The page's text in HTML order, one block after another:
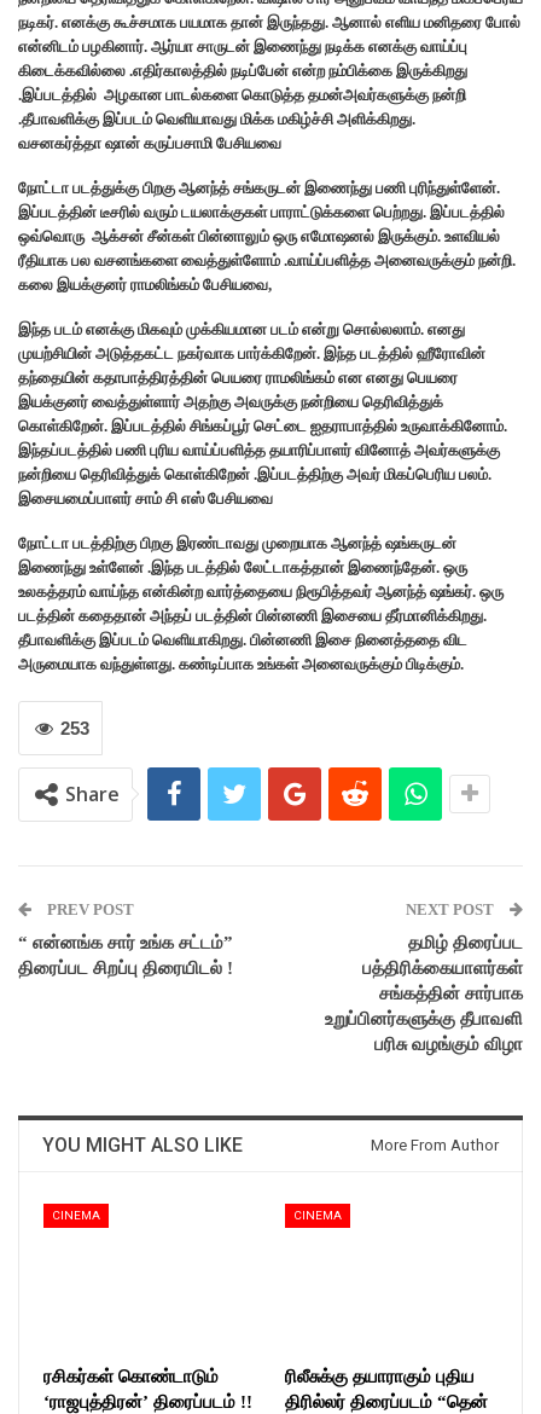
நடிகர். எனக்கு கூச்சமாக பயமாக தான் இருந்தது. ஆனால் எளிய மனிதரை போல்
என்னிடம் பழகினார். ஆர்யா சாருடன் இணைந்து நடிக்க எனக்கு வாய்ப்பு
கிடைக்கவில்லை .எதிர்காலத்தில் நடிப்பேன் என்ற நம்பிக்கை இருக்கிறது
.இப்படத்தில் அழகான பாடல்களை கொடுத்த தமன்அவர்களுக்கு நன்றி
.தீபாவளிக்கு இப்படம் வெளியாவது மிக்க மகிழ்ச்சி அளிக்கிறது.
வசனகர்த்தா ஷான் கருப்பசாமி பேசியவை
நோட்டா படத்துக்கு பிறகு ஆனந்த் சங்கருடன் இணைந்து பணி புரிந்துள்ளேன்.
இப்படத்தின் டீசரில் வரும் டயலாக்குகள் பாராட்டுக்களை பெற்றது. இப்படத்தில்
ஒவ்வொரு ஆக்சன் சீன்கள் பின்னாலும் ஒரு எமோஷனல் இருக்கும். உளவியல்
ரீதியாக பல வசனங்களை வைத்துள்ளோம் .வாய்ப்பளித்த அனைவருக்கும் நன்றி.
கலை இயக்குனர் ராமலிங்கம் பேசியவை,
இந்த படம் எனக்கு மிகவும் முக்கியமான படம் என்று சொல்லலாம். எனது
முயற்சியின் அடுத்தகட்ட நகர்வாக பார்க்கிறேன். இந்த படத்தில் ஹீரோவின்
தந்தையின் கதாபாத்திரத்தின் பெயரை ராமலிங்கம் என எனது பெயரை
இயக்குனர் வைத்துள்ளார் அதற்கு அவருக்கு நன்றியை தெரிவித்துக்
கொள்கிறேன். இப்படத்தில் சிங்கப்பூர் செட்டை ஐதராபாத்தில் உருவாக்கினோம்.
இந்தப்படத்தில் பணி புரிய வாய்ப்பளித்த தயாரிப்பாளர் வினோத் அவர்களுக்கு
நன்றியை தெரிவித்துக் கொள்கிறேன் .இப்படத்திற்கு அவர் மிகப்பெரிய பலம்.
இசையமைப்பாளர் சாம் சி எஸ் பேசியவை
நோட்டா படத்திற்கு பிறகு இரண்டாவது முறையாக ஆனந்த் ஷங்கருடன்
இணைந்து உள்ளேன் .இந்த படத்தில் லேட்டாகத்தான் இணைந்தேன். ஒரு
உலகத்தரம் வாய்ந்த என்கின்ற வார்த்தையை நிரூபித்தவர் ஆனந்த் ஷங்கர். ஒரு
படத்தின் கதைதான் அந்தப் படத்தின் பின்னணி இசையை தீர்மானிக்கிறது.
தீபாவளிக்கு இப்படம் வெளியாகிறது. பின்னணி இசை நினைத்ததை விட
அருமையாக வந்துள்ளது. கண்டிப்பாக உங்கள் அனைவருக்கும் பிடிக்கும்.
253
Share
PREV POST
“ என்னங்க சார் உங்க சட்டம்”
திரைப்பட சிறப்பு திரையிடல் !
NEXT POST
தமிழ் திரைப்பட
பத்திரிக்கையாளர்கள்
சங்கத்தின் சார்பாக
உறுப்பினர்களுக்கு தீபாவளி
பரிசு வழங்கும் விழா
YOU MIGHT ALSO LIKE More From Author
CINEMA
ரசிகர்கள் கொண்டாடும்
‘ராஜபுத்திரன்’ திரைப்படம் !!
CINEMA
ரிலீசுக்கு தயாராகும் புதிய
திரில்லர் திரைப்படம் “தென்